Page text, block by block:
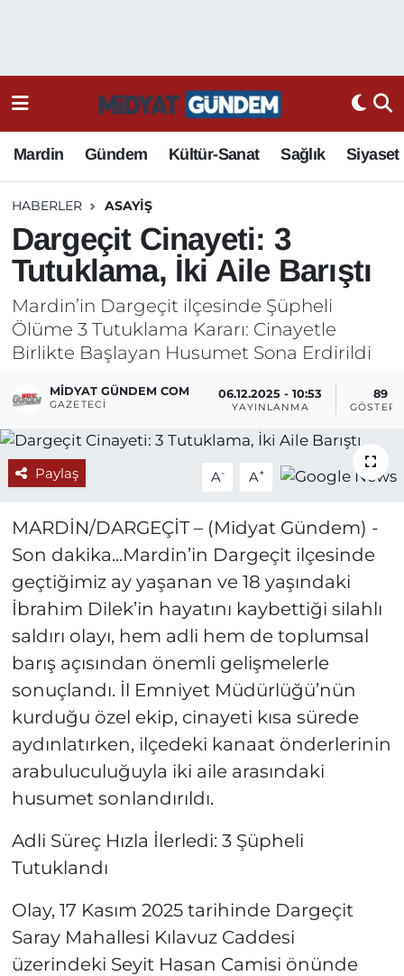
Mardin Gündem Kültür-Sanat Sağlık Siyaset
HABERLER ASAYIŞ
Dargeçit Cinayeti: 3
Tutuklama, İki Aile Barıştı
Mardin’in Dargeçit ilçesinde Şüpheli
Ölüme 3 Tutuklama Kararı: Cinayetle
Birlikte Başlayan Husumet Sona Erdirildi
MIDYAT GÜNDEM COM
GAZETECI
06.12.2025 - 10:53
YAYINLANMA
89
Paylaş A- A+
MARDİN/DARGEÇİT – (Midyat Gündem) -
Son dakika...Mardin’in Dargeçit ilçesinde
geçtiğimiz ay yaşanan ve 18 yaşındaki
İbrahim Dilek’in hayatını kaybettiği silahlı
saldırı olayı, hem adli hem de toplumsal
barış açısından önemli gelişmelerle
sonuçlandı. İl Emniyet Müdürlüğü’nün
kurduğu özel ekip, cinayeti kısa sürede
aydınlatırken, ilçedeki kanaat önderlerinin
arabuluculuğuyla iki aile arasındaki
husumet sonlandırıldı.
Adli Süreç Hızla İlerledi: 3 Şüpheli
Tutuklandı
Olay, 17 Kasım 2025 tarihinde Dargeçit
Saray Mahallesi Kılavuz Caddesi
üzerindeki Seyit Hasan Camisi önünde